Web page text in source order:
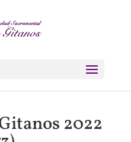
2022